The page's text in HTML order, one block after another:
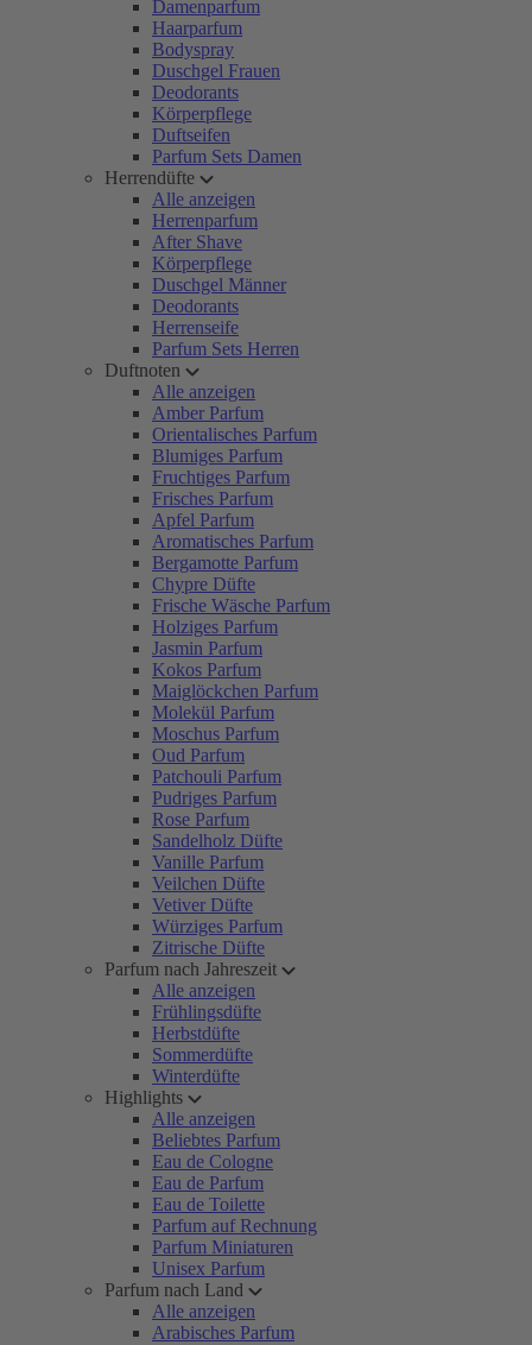
Damenparfum
Haarparfum
Bodyspray
Duschgel Frauen
Deodorants
Körperpflege
Duftseifen
Parfum Sets Damen
Herrendüfte
Alle anzeigen
Herrenparfum
After Shave
Körperpflege
Duschgel Männer
Deodorants
Herrenseife
Parfum Sets Herren
Duftnoten
Alle anzeigen
Amber Parfum
Orientalisches Parfum
Blumiges Parfum
Fruchtiges Parfum
Frisches Parfum
Apfel Parfum
Aromatisches Parfum
Bergamotte Parfum
Chypre Düfte
Frische Wäsche Parfum
Holziges Parfum
Jasmin Parfum
Kokos Parfum
Maiglöckchen Parfum
Molekül Parfum
Moschus Parfum
Oud Parfum
Patchouli Parfum
Pudriges Parfum
Rose Parfum
Sandelholz Düfte
Vanille Parfum
Veilchen Düfte
Vetiver Düfte
Würziges Parfum
Zitrische Düfte
Parfum nach Jahreszeit
Alle anzeigen
Frühlingsdüfte
Herbstdüfte
Sommerdüfte
Winterdüfte
Highlights
Alle anzeigen
Beliebtes Parfum
Eau de Cologne
Eau de Parfum
Eau de Toilette
Parfum auf Rechnung
Parfum Miniaturen
Unisex Parfum
Parfum nach Land
Alle anzeigen
Arabisches Parfum